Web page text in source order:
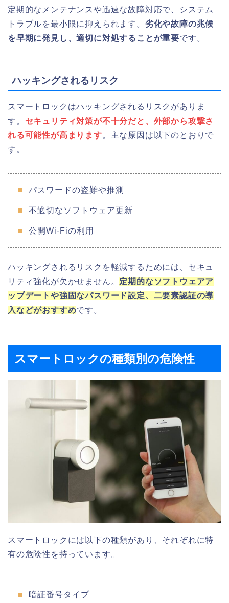
定期的なメンテナンスや迅速な故障対応で、システム
トラブルを最小限に抑えられます。 劣化や故障の兆候
を早期に発見し、適切に対処することが重要です。
ハッキングされるリスク
スマートロックはハッキングされるリスクがありま
す。 セキュリティ対策が不十分だと、外部から攻撃さ
れる可能性が高まります。主な原因は以下のとおりで
す。
パスワードの盗難や推測
不適切なソフトウェア更新
公開Wi-Fiの利用
ハッキングされるリスクを軽減するためには、セキュ
リティ強化が欠かせません。 定期的なソフトウェアア
ップデートや強固なパスワード設定、二要素認証の導
入などがおすすめです。
スマートロックの種類別の危険性
スマートロックには以下の種類があり、それぞれに特
有の危険性を持っています。
暗証番号タイプ